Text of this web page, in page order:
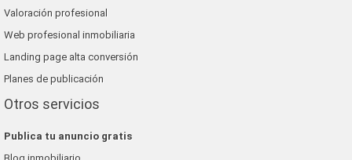
Valoración profesional
Web profesional inmobiliaria
Landing page alta conversión
Planes de publicación
Otros servicios
Publica tu anuncio gratis